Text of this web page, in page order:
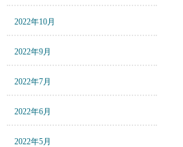
2022年10月
2022年9月
2022年7月
2022年6月
2022年5月